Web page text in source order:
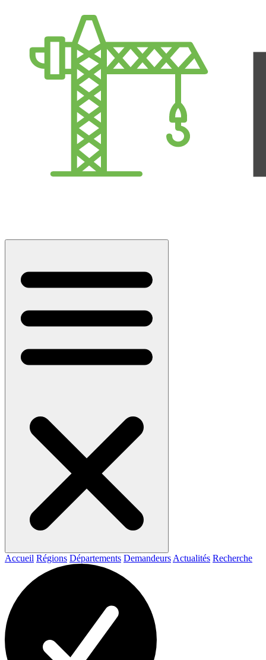
Accueil Régions Départements Demandeurs Actualités Recherche